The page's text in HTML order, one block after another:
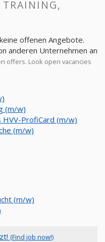
TRAINING,
offenen Angebote.
anderen Unternehmen an
offers. Look open vacancies
(m/w)
ProfiCard (m/w)
(m/w)
(m/w)
(Find job now!)